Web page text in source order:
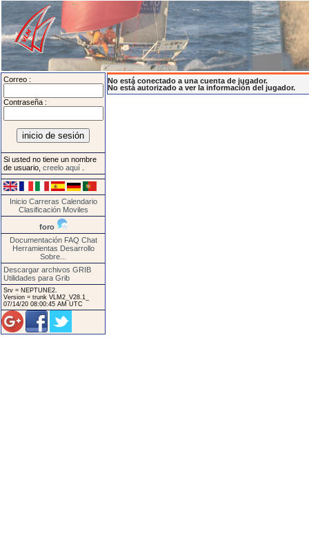
Correo :
Contraseña :
Si usted no tiene un nombre
de usuario, creelo aquí
Inicio Carreras Calendario
Clasificación Moviles
foro
Documentación FAQ Chat
Herramientas Desarrollo
Sobre...
Descargar archivos GRIB
Utilidades para Grib
Srv = NEPTUNE2.
Version = trunk VLM2_V28.1_
07/14/20 08:00:45 AM UTC
No está conectado a una cuenta de jugador.
No está autorizado a ver la información del jugador.